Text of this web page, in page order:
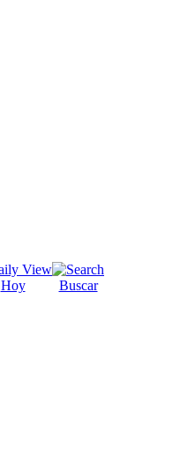
Hoy
Buscar